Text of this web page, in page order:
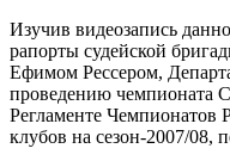
Изучив видеозапись
рапорты судейской
Ефимом Рессером,
проведению чемпионата
Регламенте Чемпионатов
клубов на сезон-2007/08,